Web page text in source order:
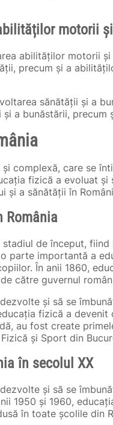
motorii
abilităților motorii
precum și a
sănătății și a
a bunăstării, precum
complexă, care se
fizică a evoluat
și a sănătății în
România
de început,
parte importantă a
În anii 1860,
către guvernul
și să se
fizică a
au fost create
și Sport din
în secolul XX
și să se
1950 și 1960,
în toate școlile din